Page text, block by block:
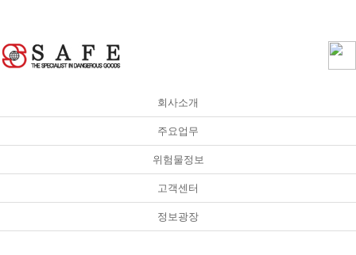
회사소개
주요업무
위험물정보
고객센터
정보광장
고객센터